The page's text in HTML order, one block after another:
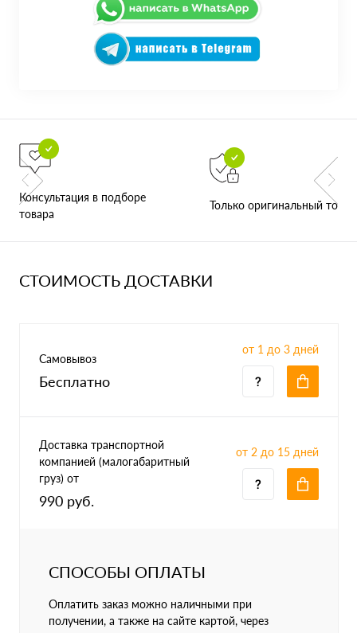
Консультация в подборе
товара
Только оригинальный товар
СТОИМОСТЬ ДОСТАВКИ
Самовывоз
Бесплатно
от 1 до 3 дней
Доставка транспортной
компанией (малогабаритный
груз) от
990 руб.
от 2 до 15 дней
СПОСОБЫ ОПЛАТЫ
Оплатить заказ можно наличными при
получении, а также на сайте картой, через